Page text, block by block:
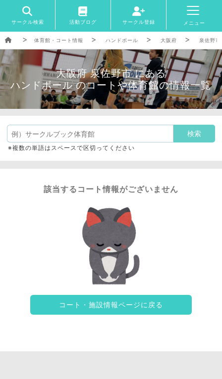
サークル検索 活動ブログ サークル登録 メニュー
体育館・コート情報 ハンドボール 大阪府 泉佐野市
大阪府 泉佐野市 にある
ハンドボール のコートや体育館の情報一覧
※複数の単語はスペースで区切ってください
該当するコート情報がございません
コート・施設情報ページに戻る